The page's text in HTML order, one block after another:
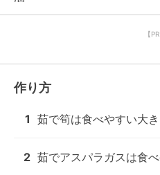
【PR
作り方
1 茹で筍は食べやすい大き
2 茹でアスパラガスは食べ